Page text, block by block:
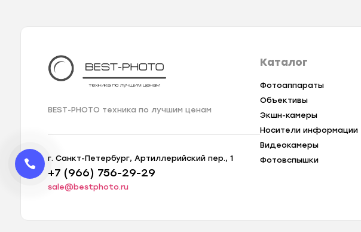
BEST-PHOTO техника по лучшим ценам
г. Санкт-Петербург, Артиллерийский пер., 1
+7 (966) 756-29-29
sale@bestphoto.ru
Каталог
Фотоаппараты
Объективы
Экшн-камеры
Носители информации
Видеокамеры
Фотовспышки